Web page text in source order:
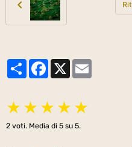
PartagerFacebook
X
★ ★ ★ ★ ★
2 voti. Media di 5 su 5.